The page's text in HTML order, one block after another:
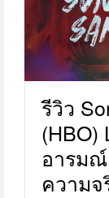
รีวิว
(HBO)
อารม
ความจ